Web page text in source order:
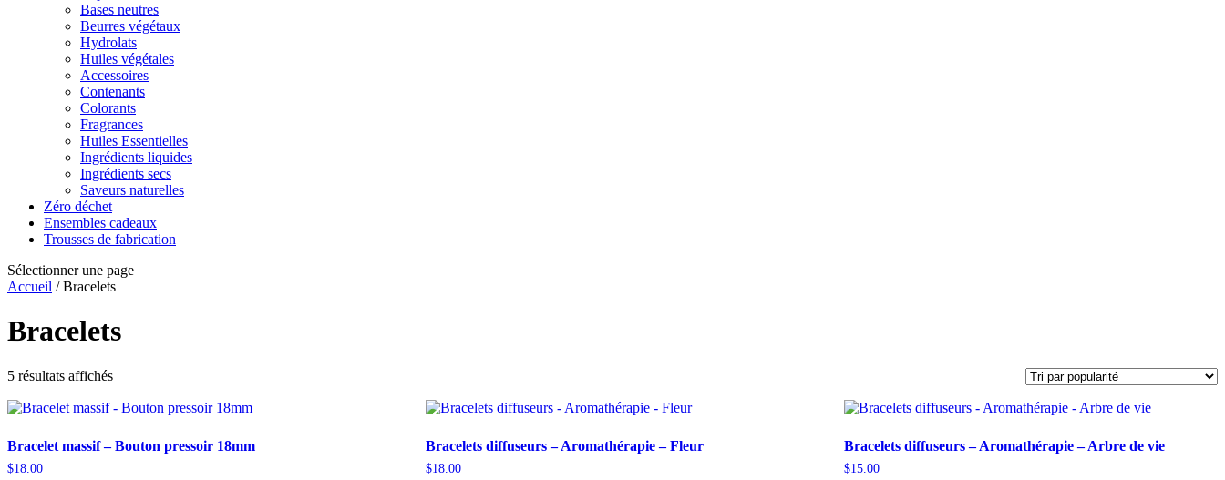
Bases neutres
Beurres végétaux
Hydrolats
Huiles végétales
Accessoires
Contenants
Colorants
Fragrances
Huiles Essentielles
Ingrédients liquides
Ingrédients secs
Saveurs naturelles
Zéro déchet
Ensembles cadeaux
Trousses de fabrication
Sélectionner une page
Accueil / Bracelets
Bracelets
5 résultats affichésTrié
popularité
Bracelet massif – Bouton pressoir 18mm
$18.00
Bracelets diffuseurs – Aromathérapie – Fleur
$18.00
Bracelets diffuseurs – Aromathérapie – Arbre de vie
$15.00